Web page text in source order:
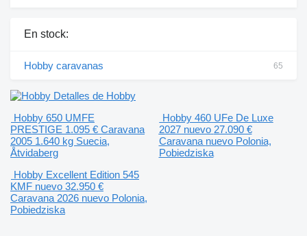
En stock:
Hobby caravanas 65
Detalles de Hobby
Hobby 650 UMFE
PRESTIGE 1.095 € Caravana
2005 1.640 kg Suecia,
Åtvidaberg
Hobby 460 UFe De Luxe
2027 nuevo 27.090 €
Caravana nuevo Polonia,
Pobiedziska
Hobby Excellent Edition 545
KMF nuevo 32.950 €
Caravana 2026 nuevo Polonia,
Pobiedziska